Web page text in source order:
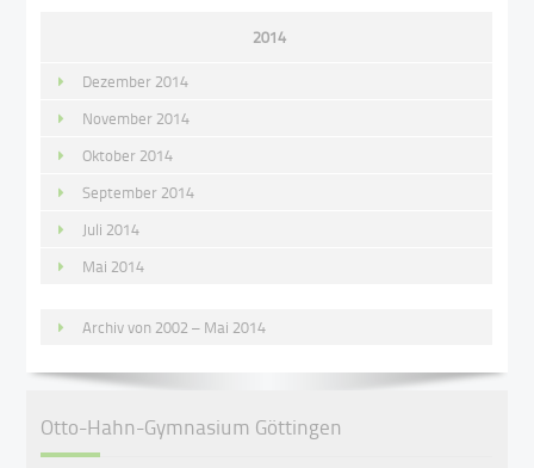
2014
Dezember 2014
November 2014
Oktober 2014
September 2014
Juli 2014
Mai 2014
Archiv von 2002 – Mai 2014
Otto-Hahn-Gymnasium Göttingen